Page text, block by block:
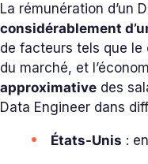
La rémunération d’un
considérablement
de facteurs tels que le
du marché, et
approximative des
Data Engineer dans
États-Unis :